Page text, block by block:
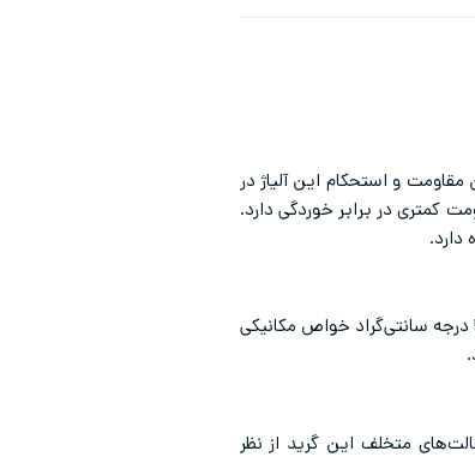
مقاومت و استحکام این آلیاژ در
کمتری در برابر خوردگی دارد.
استیل 410 تا دمای 650 درجه سانتی‌گراد در برابر پوسته‌ای شدن مقاومت می‌کند. هرچند باید توجه داشت در دمای 400 تا 580 درجه سانتی‌گراد خواص مکانیکی
متخلف این گرید از نظر